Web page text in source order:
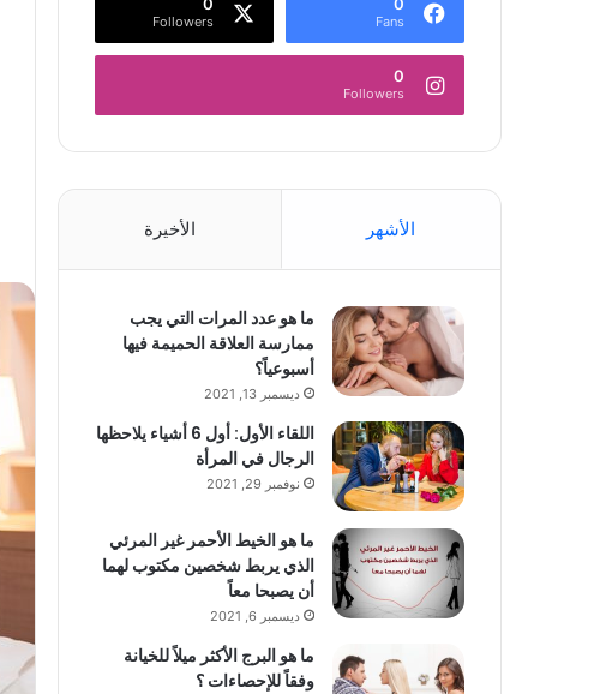
Fans
Followers
0
Followers
الأشهر الأخيرة
ما هو عدد المرات التي يجب
ممارسة العلاقة الحميمة فيها
أسبوعياً؟
ديسمبر 13, 2021
اللقاء الأول: أول 6 أشياء يلاحظها
الرجال في المرأة
نوفمبر 29, 2021
ما هو الخيط الأحمر غير المرئي
الذي يربط شخصين مكتوب لهما
أن يصبحا معاً
ديسمبر 6, 2021
ما هو البرج الأكثر ميلاً للخيانة
وفقاً للإحصاءات ؟